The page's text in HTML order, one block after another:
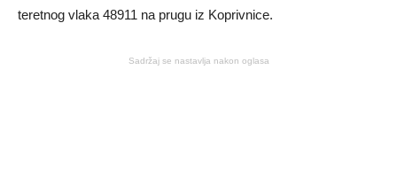
teretnog vlaka 48911 na prugu iz Koprivnice.
Sadržaj se nastavlja nakon oglasa